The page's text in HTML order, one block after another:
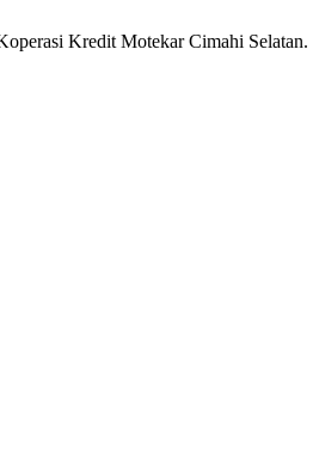
Kredit Motekar Cimahi Selatan.